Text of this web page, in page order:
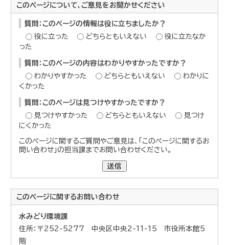
このページについて、ご意見をお聞かせください
質問：このページの情報は役に立ちましたか？
役に立った
どちらともいえない
役に立たなか
った
質問：このページの内容はわかりやすかったですか？
わかりやすかった
どちらともいえない
わかりに
くかった
質問：このページは見つけやすかったですか？
見つけやすかった
どちらともいえない
見つけ
にくかった
このページに関するご質問やご意見は、「このページに関するお
問い合わせ」の担当課までお問い合わせください。
送信
このページに関するお問い合わせ
水みどり環境課
住所：〒252-5277 中央区中央2-11-15 市役所本館5
階